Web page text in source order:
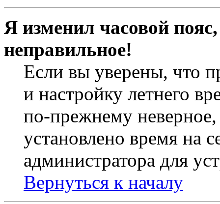
Я изменил часовой
неправильное!
Если вы уверены, что
и настройку летнего
по-прежнему неверное,
установлено время на
администратора для
Вернуться к началу